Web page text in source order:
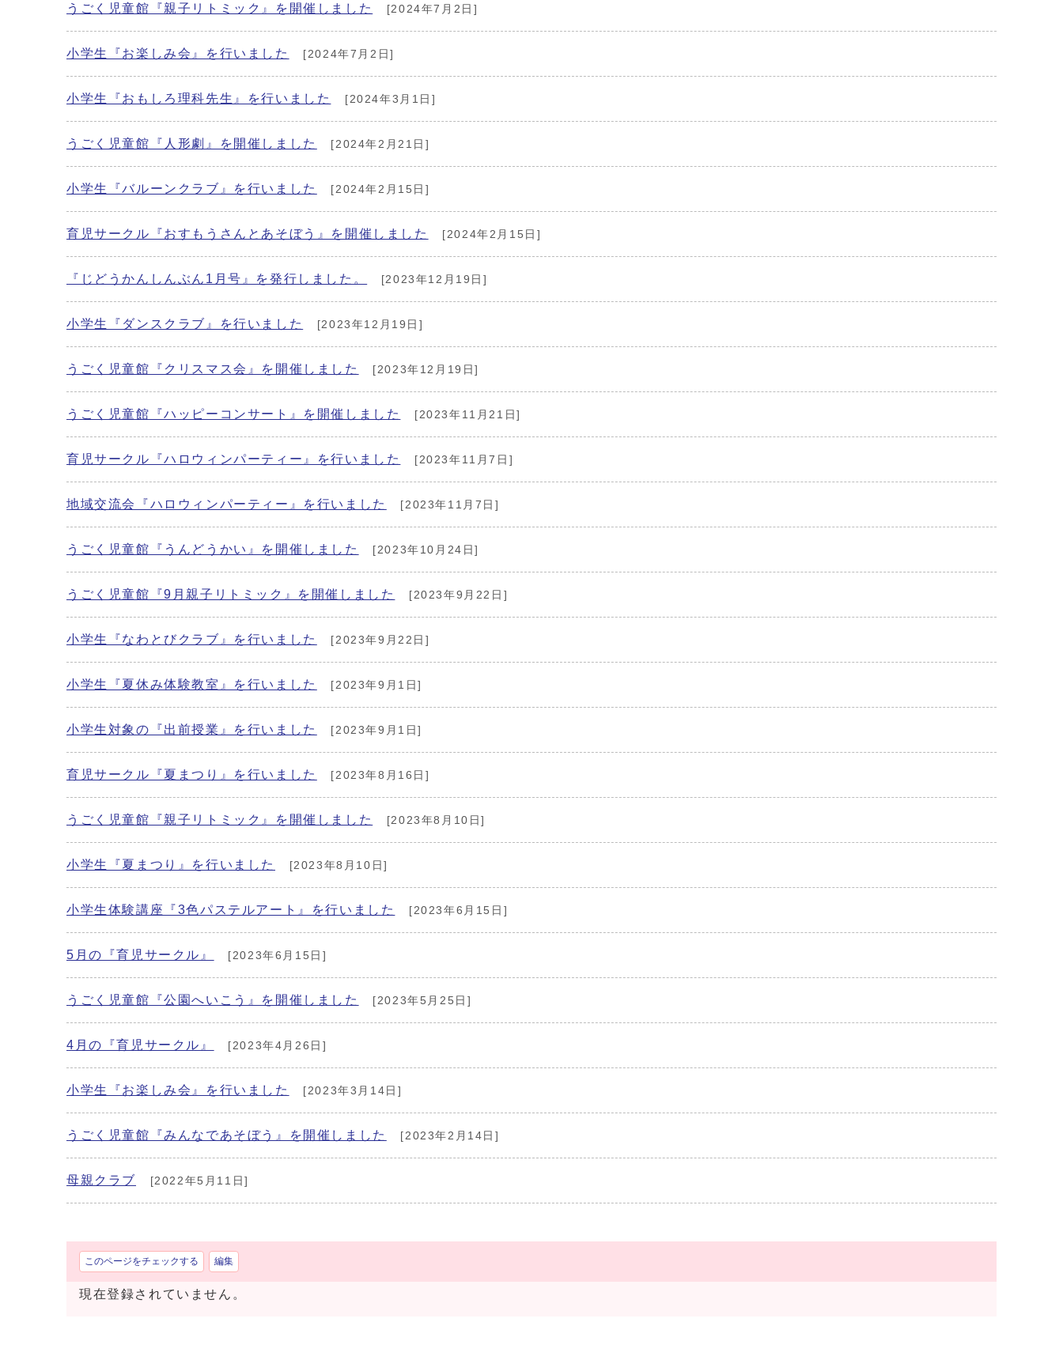
うごく児童館『親子リトミック』を開催しました [2024年7月2日]
小学生『お楽しみ会』を行いました [2024年7月2日]
小学生『おもしろ理科先生』を行いました [2024年3月1日]
うごく児童館『人形劇』を開催しました [2024年2月21日]
小学生『バルーンクラブ』を行いました [2024年2月15日]
育児サークル『おすもうさんとあそぼう』を開催しました [2024年2月15日]
『じどうかんしんぶん1月号』を発行しました。 [2023年12月19日]
小学生『ダンスクラブ』を行いました [2023年12月19日]
うごく児童館『クリスマス会』を開催しました [2023年12月19日]
うごく児童館『ハッピーコンサート』を開催しました [2023年11月21日]
育児サークル『ハロウィンパーティー』を行いました [2023年11月7日]
地域交流会『ハロウィンパーティー』を行いました [2023年11月7日]
うごく児童館『うんどうかい』を開催しました [2023年10月24日]
うごく児童館『9月親子リトミック』を開催しました [2023年9月22日]
小学生『なわとびクラブ』を行いました [2023年9月22日]
小学生『夏休み体験教室』を行いました [2023年9月1日]
小学生対象の『出前授業』を行いました [2023年9月1日]
育児サークル『夏まつり』を行いました [2023年8月16日]
うごく児童館『親子リトミック』を開催しました [2023年8月10日]
小学生『夏まつり』を行いました [2023年8月10日]
小学生体験講座『3色パステルアート』を行いました [2023年6月15日]
5月の『育児サークル』 [2023年6月15日]
うごく児童館『公園へいこう』を開催しました [2023年5月25日]
4月の『育児サークル』 [2023年4月26日]
小学生『お楽しみ会』を行いました [2023年3月14日]
うごく児童館『みんなであそぼう』を開催しました [2023年2月14日]
母親クラブ [2022年5月11日]
このページをチェックする 編集
現在登録されていません。